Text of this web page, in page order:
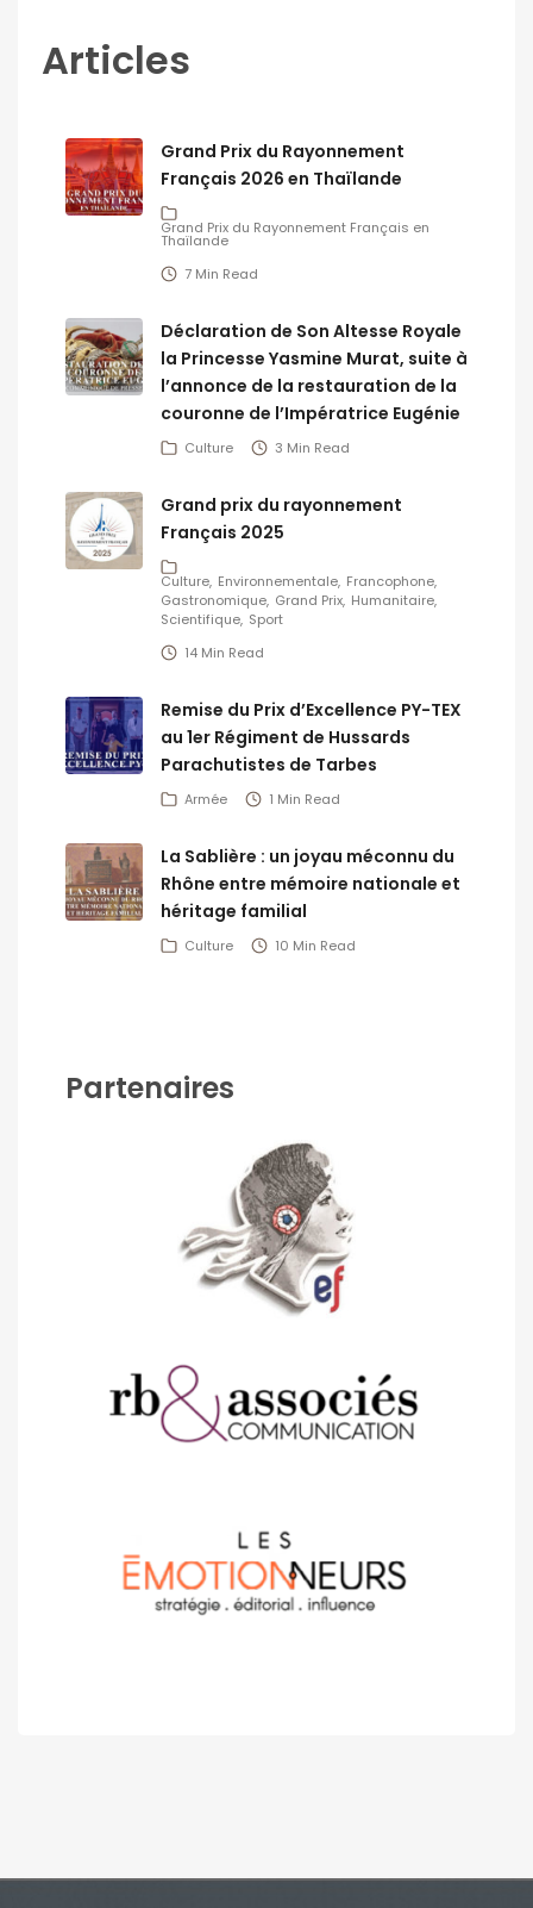
Articles
Grand Prix du Rayonnement
Français 2026 en Thaïlande
Grand Prix du Rayonnement Français en
Thaïlande
7 Min Read
Déclaration de Son Altesse Royale
la Princesse Yasmine Murat, suite à
l’annonce de la restauration de la
couronne de l’Impératrice Eugénie
Culture 3 Min Read
Grand prix du rayonnement
Français 2025
Culture Environnementale Francophone
Gastronomique Grand Prix Humanitaire
Scientifique Sport
14 Min Read
Remise du Prix d’Excellence PY-TEX
au 1er Régiment de Hussards
Parachutistes de Tarbes
Armée 1 Min Read
La Sablière : un joyau méconnu du
Rhône entre mémoire nationale et
héritage familial
Culture 10 Min Read
Partenaires